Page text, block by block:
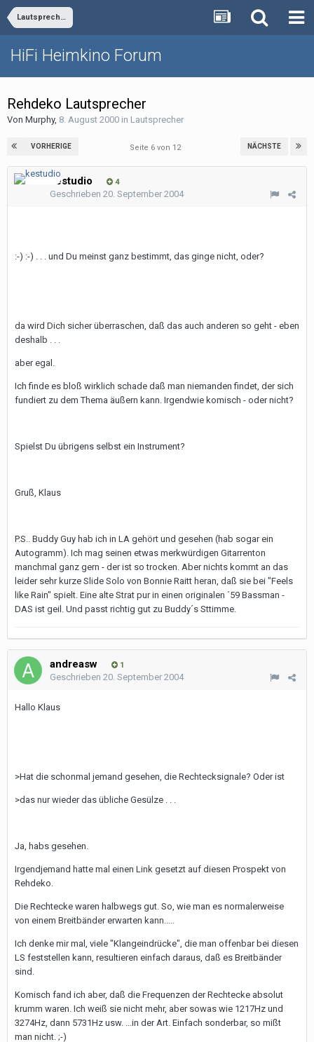
Lautsprecher
HiFi Heimkino Forum
Rehdeko Lautsprecher
Von Murphy, 8. August 2000 in Lautsprecher
VORHERIGE NÄCHSTE
Seite 6 von 12
kestudio 4
Geschrieben 20. September 2004
:-) :-) . . . und Du meinst ganz bestimmt, das ginge nicht, oder?
da wird Dich sicher überraschen, daß das auch anderen so geht - eben
deshalb . . .
aber egal.
Ich finde es bloß wirklich schade daß man niemanden findet, der sich
fundiert zu dem Thema äußern kann. Irgendwie komisch - oder nicht?
Spielst Du übrigens selbst ein Instrument?
Gruß, Klaus
P.S.. Buddy Guy hab ich in LA gehört und gesehen (hab sogar ein
Autogramm). Ich mag seinen etwas merkwürdigen Gitarrenton
manchmal ganz gern - der ist so trocken. Aber nichts kommt an das
leider sehr kurze Slide Solo von Bonnie Raitt heran, daß sie bei "Feels
like Rain" spielt. Eine alte Strat pur in einen originalen ´59 Bassman -
DAS ist geil. Und passt richtig gut zu Buddy´s Sttimme.
andreasw 1
Geschrieben 20. September 2004
Hallo Klaus
>Hat die schonmal jemand gesehen, die Rechtecksignale? Oder ist
>das nur wieder das übliche Gesülze . . .
Ja, habs gesehen.
Irgendjemand hatte mal einen Link gesetzt auf diesen Prospekt von
Rehdeko.
Die Rechtecke waren halbwegs gut. So, wie man es normalerweise
von einem Breitbänder erwarten kann.....
Ich denke mir mal, viele "Klangeindrücke", die man offenbar bei diesen
LS feststellen kann, resultieren einfach daraus, daß es Breitbänder
sind.
Komisch fand ich aber, daß die Frequenzen der Rechtecke absolut
krumm waren. Ich weiß sie nicht mehr, aber sowas wie 1217Hz und
3274Hz, dann 5731Hz usw. ...in der Art. Einfach sonderbar, so mißt
man nicht. ;-)